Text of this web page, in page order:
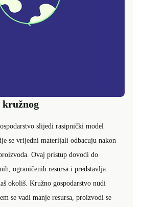
kružnog
slijedi rasipnički model
se vrijedni materijali odbacuju nakon
Ovaj pristup dovodi do
ograničenih resursa i predstavlja
okoliš. Kružno gospodarstvo nudi
se vadi manje resursa, proizvodi se